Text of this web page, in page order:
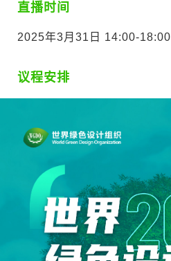
直播时间
2025年3月31日 14:00-18:00
议程安排